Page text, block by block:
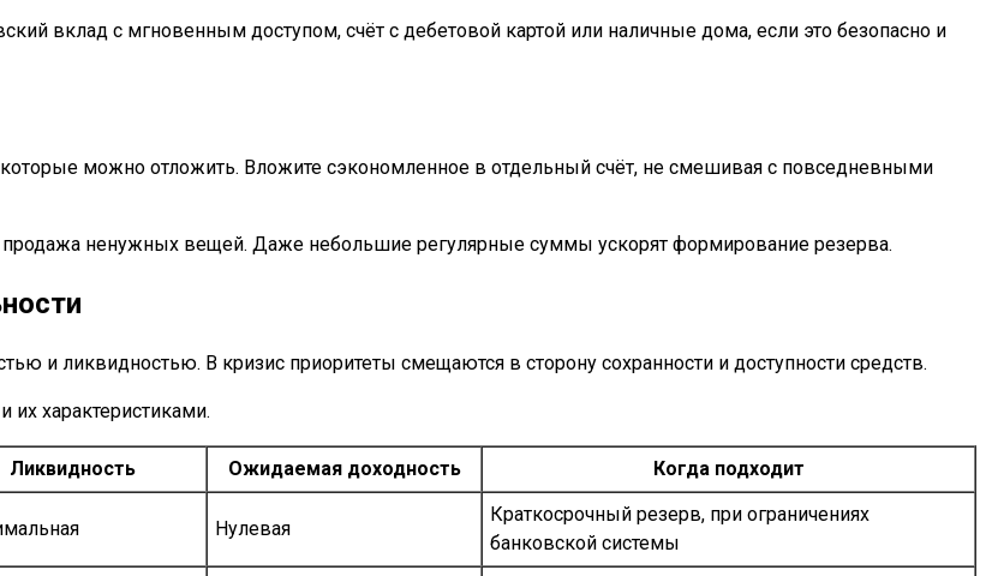
вклад с мгновенным доступом, счёт с дебетовой картой или наличные дома, если это безопасно и
можно отложить. Вложите сэкономленное в отдельный счёт, не смешивая с повседневными
продажа ненужных вещей. Даже небольшие регулярные суммы ускорят формирование резерва.
и ликвидностью. В кризис приоритеты смещаются в сторону сохранности и доступности средств.
характеристиками.
Ликвидность Ожидаемая доходность Когда подходит
Нулевая
Краткосрочный резерв, при ограничениях
банковской системы